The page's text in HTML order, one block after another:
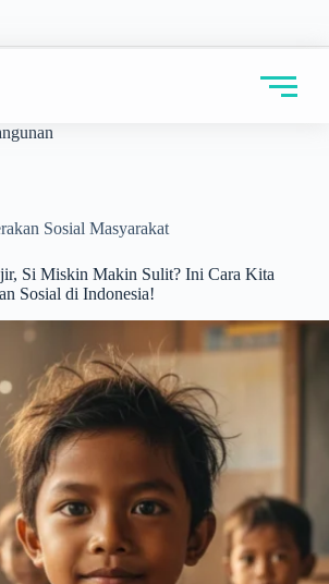
Sosial Masyarakat
Si Miskin Makin Sulit? Ini Cara Kita
Sosial di Indonesia!